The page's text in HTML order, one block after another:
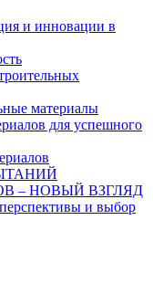
и инновации в
материалы
для успешного
‒ НОВЫЙ ВЗГЛЯД
и выбор